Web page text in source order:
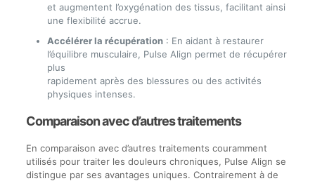
et augmentent l’oxygénation des tissus, facilitant ainsi
une flexibilité accrue.
Accélérer la récupération: En aidant à restaurer
l’équilibre musculaire, Pulse Align permet de récupérer
plus
rapidement après des blessures ou des activités
physiques intenses.
Comparaison avec d’autres traitements
En comparaison avec d’autres traitements couramment
utilisés pour traiter les douleurs chroniques, Pulse Align se
distingue par ses avantages uniques. Contrairement à de